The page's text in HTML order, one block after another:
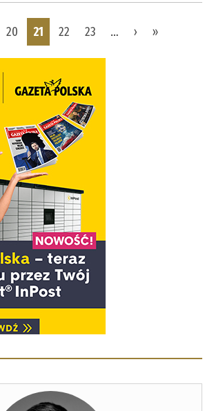
20 21 22 23 … › »